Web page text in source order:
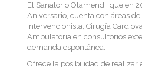
El Sanatorio Otamendi, que en
Aniversario, cuenta con áreas
Intervencionista, Cirugía
Ambulatoria en consultorios
demanda espontánea.
Ofrece la posibilidad de realizar